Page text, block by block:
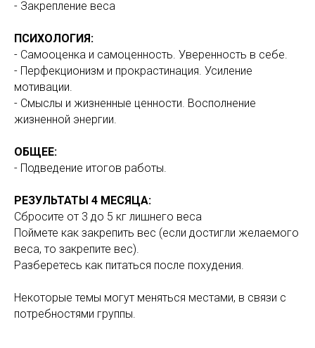
- Закрепление веса
ПСИХОЛОГИЯ:
- Самооценка и самоценность. Уверенность в себе.
- Перфекционизм и прокрастинация. Усиление
мотивации.
- Смыслы и жизненные ценности. Восполнение
жизненной энергии.
ОБЩЕЕ:
- Подведение итогов работы.
РЕЗУЛЬТАТЫ 4 МЕСЯЦА:
Сбросите от 3 до 5 кг лишнего веса
Поймете как закрепить вес (если достигли желаемого
веса, то закрепите вес).
Разберетесь как питаться после похудения.
Некоторые темы могут меняться местами, в связи с
потребностями группы.